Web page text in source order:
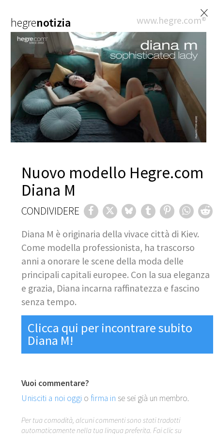
×
hegrenotizia www.hegre.com®
Nuovo modello Hegre.com
Diana M
CONDIVIDERE
Diana M è originaria della vivace città di Kiev.
Come modella professionista, ha trascorso
anni a onorare le scene della moda delle
principali capitali europee. Con la sua eleganza
e grazia, Diana incarna raffinatezza e fascino
senza tempo.
Clicca qui per incontrare subito
Diana M!
Vuoi commentare?
Unisciti a noi oggi o firma in se sei già un membro.
Per tua comodità, alcuni commenti sono stati tradotti
automaticamente nella tua lingua preferita. Fai clic su